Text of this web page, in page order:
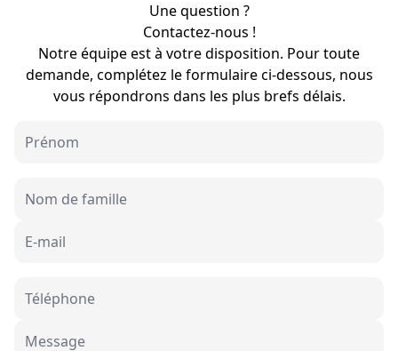
Une question ?
Contactez-nous !
Notre équipe est à votre disposition. Pour toute
demande, complétez le formulaire ci-dessous, nous
vous répondrons dans les plus brefs délais.